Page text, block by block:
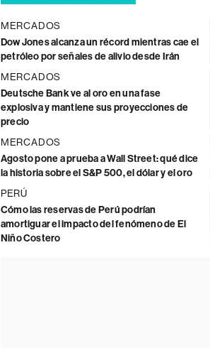
MERCADOS
Dow Jones alcanza un récord mientras cae el
petróleo por señales de alivio desde Irán
MERCADOS
Deutsche Bank ve al oro en una fase
explosiva y mantiene sus proyecciones de
precio
MERCADOS
Agosto pone a prueba a Wall Street: qué dice
la historia sobre el S&P 500, el dólar y el oro
PERÚ
Cómo las reservas de Perú podrían
amortiguar el impacto del fenómeno de El
Niño Costero